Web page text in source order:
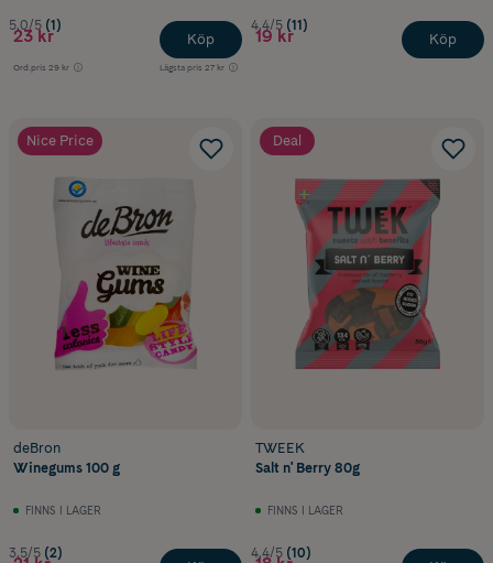
5.0/5 (1)
23 kr
Ord.pris 29 kr Lägsta pris 27 kr
Köp
4.4/5 (11)
19 kr Köp
Nice Price
deBron
Winegums 100 g
FINNS I LAGER
3.5/5 (2)
Deal
TWEEK
Salt n' Berry 80g
FINNS I LAGER
4.4/5 (10)